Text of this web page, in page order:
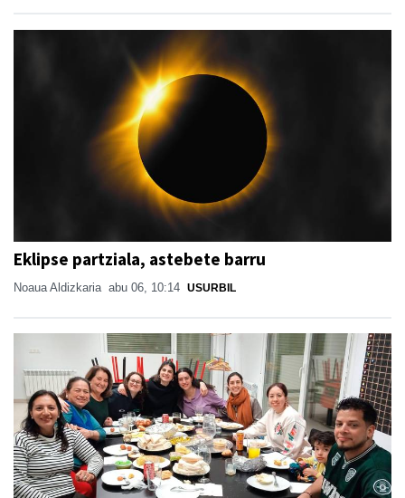
Eklipse partziala, astebete barru
Noaua Aldizkaria abu 06, 10:14 USURBIL